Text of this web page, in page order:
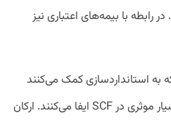
رابطه با بیمه‌های اعتباری نیز
به استانداردسازی کمک می‌کنند
مانند اتاق‌های بازرگانی نقش بسیار موثری در SCF ایفا می‌کنند. ارکان